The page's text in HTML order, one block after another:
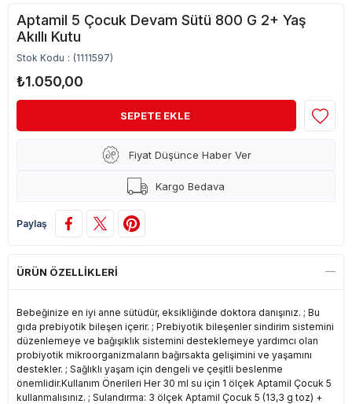
Aptamil 5 Çocuk Devam Sütü 800 G 2+ Yaş
Akıllı Kutu
Stok Kodu (1111597)
₺1.050,00
Fiyat Düşünce Haber Ver
Kargo Bedava
Paylaş
ÜRÜN ÖZELLIKLERI
Bebeğinize en iyi anne sütüdür, eksikliğinde doktora danışınız. ; Bu
gıda prebiyotik bileşen içerir. ; Prebiyotik bileşenler sindirim sistemini
düzenlemeye ve bağışıklık sistemini desteklemeye yardımcı olan
probiyotik mikroorganizmaların bağırsakta gelişimini ve yaşamını
destekler. ; Sağlıklı yaşam için dengeli ve çeşitli beslenme
önemlidir.Kullanım Önerileri Her 30 ml su için 1 ölçek Aptamil Çocuk 5
kullanmalısınız. ; Sulandırma: 3 ölçek Aptamil Çocuk 5 (13,3 g toz) +